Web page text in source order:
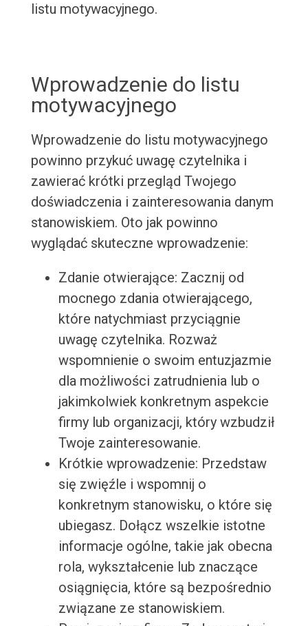
listu motywacyjnego.
Wprowadzenie do listu
motywacyjnego
Wprowadzenie do listu motywacyjnego
powinno przykuć uwagę czytelnika i
zawierać krótki przegląd Twojego
doświadczenia i zainteresowania danym
stanowiskiem. Oto jak powinno
wyglądać skuteczne wprowadzenie:
Zdanie otwierające: Zacznij od
mocnego zdania otwierającego,
które natychmiast przyciągnie
uwagę czytelnika. Rozważ
wspomnienie o swoim entuzjazmie
dla możliwości zatrudnienia lub o
jakimkolwiek konkretnym aspekcie
firmy lub organizacji, który wzbudził
Twoje zainteresowanie.
Krótkie wprowadzenie: Przedstaw
się zwięźle i wspomnij o
konkretnym stanowisku, o które się
ubiegasz. Dołącz wszelkie istotne
informacje ogólne, takie jak obecna
rola, wykształcenie lub znaczące
osiągnięcia, które są bezpośrednio
związane ze stanowiskiem.